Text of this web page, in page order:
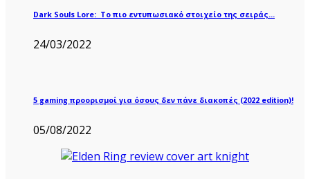
Dark Souls Lore: Το πιο εντυπωσιακό στοιχείο της σειράς…
24/03/2022
5 gaming προορισμοί για όσους δεν πάνε διακοπές (2022 edition)!
05/08/2022